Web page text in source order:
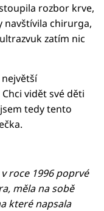
rozbor krve,
navštívila chirurga,
zatím nic
vidět své děti
tedy tento
roce 1996 poprvé
měla na sobě
které napsala